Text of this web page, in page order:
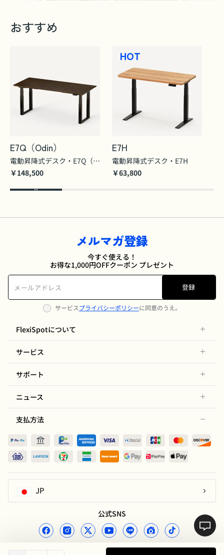
おすすめ
E7Q（Odin）
電動昇降式デスク・E7Q（Odin）
￥148,500
HOT
E7H
電動昇降式デスク・E7H
￥63,800
メルマガ登録
今すぐ使える！
お得な1,000円OFFクーポン プレゼント
登録
サービスプライバシーポリシーに同意のうえ。
FlexiSpotについて
サービス
サポート
ニュース
支払方法
JP
公式SNS